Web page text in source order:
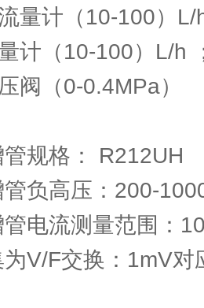
量计（10-100）L/
计（10-100）L/h
阀（0-0.4MPa）
规格： R212UH
负高压：200-
电流测量范围：
V/F交换：1mV对